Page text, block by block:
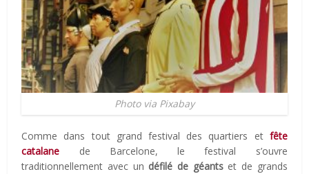
Photo via Pixabay
Comme dans tout grand festival des quartiers et fête
catalane de Barcelone, le festival s’ouvre
traditionnellement avec un défilé de géantset de grands